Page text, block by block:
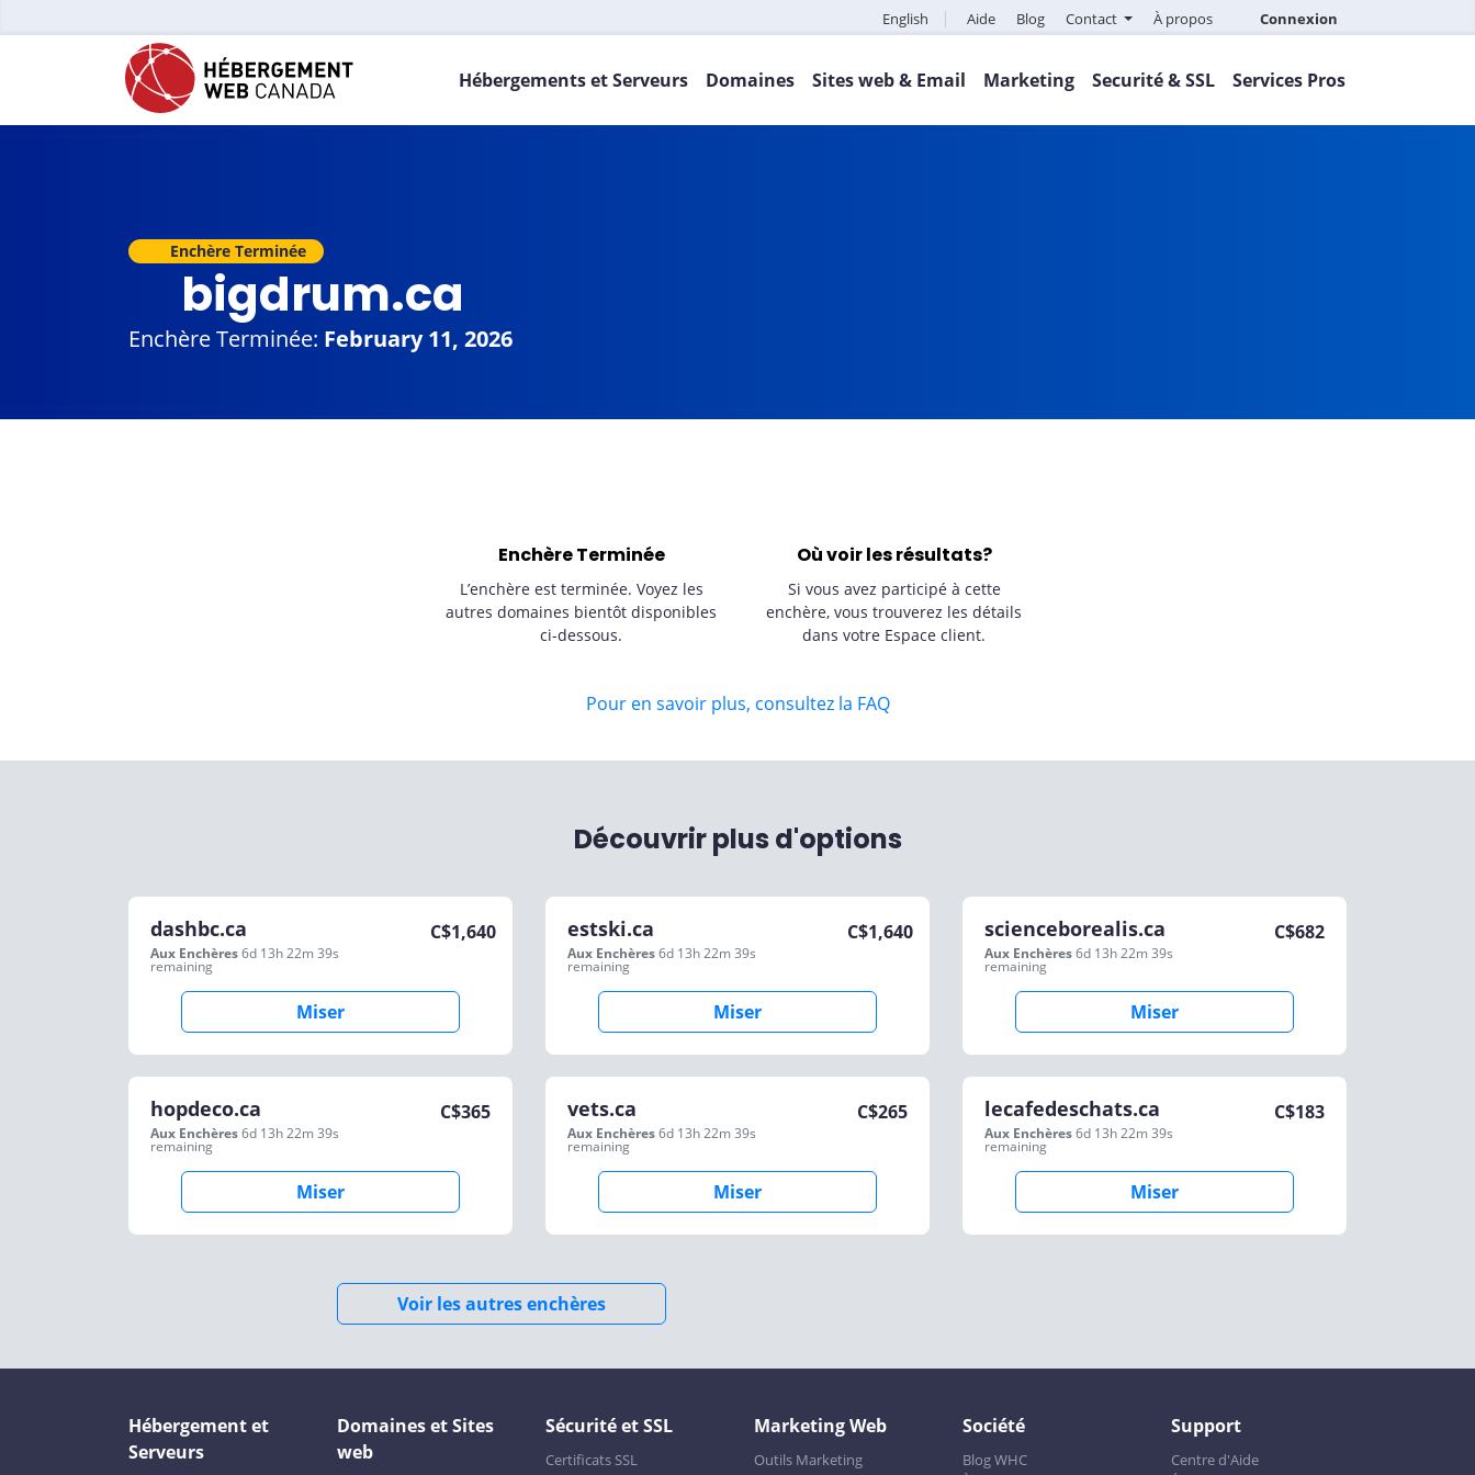
English Aide Blog Contact À propos Connexion
Hébergements et Serveurs Domaines Sites web & Email Marketing Securité & SSL Services Pros
Enchère Terminée
bigdrum.ca
Enchère Terminée: February 11, 2026
Enchère Terminée
L’enchère est terminée. Voyez les
autres domaines bientôt disponibles
ci-dessous.
Où voir les résultats?
Si vous avez participé à cette
enchère, vous trouverez les détails
dans votre Espace client.
Pour en savoir plus, consultez la FAQ
Découvrir plus d'options
dashbc.ca
Aux Enchères6d 13h 22m 39s
remaining
C$1,640
Miser
estski.ca
Aux Enchères6d 13h 22m 39s
remaining
C$1,640
Miser
scienceborealis.ca
Aux Enchères6d 13h 22m 39s
remaining
C$682
Miser
hopdeco.ca
Aux Enchères6d 13h 22m 39s
remaining
C$365
Miser
vets.ca
Aux Enchères6d 13h 22m 39s
remaining
C$265
Miser
lecafedeschats.ca
Aux Enchères6d 13h 22m 39s
remaining
C$183
Miser
Voir les autres enchères
Hébergement et
Serveurs
Domaines et Sites
web
Sécurité et SSL
Certificats SSL
Marketing Web
Outils Marketing
Société
Blog WHC
Support
Centre d'Aide